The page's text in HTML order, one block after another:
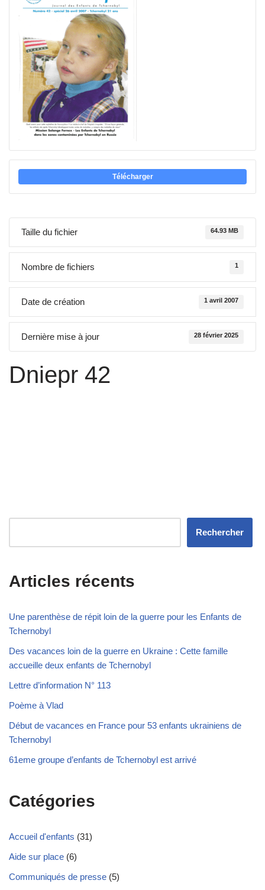
Télécharger
Taille du fichier 64.93 MB
Nombre de fichiers 1
Date de création 1 avril 2007
Dernière mise à jour 28 février 2025
Dniepr 42
Rechercher
Articles récents
Une parenthèse de répit loin de la guerre pour les Enfants de
Tchernobyl
Des vacances loin de la guerre en Ukraine : Cette famille
accueille deux enfants de Tchernobyl
Lettre d’information N° 113
Poème à Vlad
Début de vacances en France pour 53 enfants ukrainiens de
Tchernobyl
61eme groupe d’enfants de Tchernobyl est arrivé
Catégories
Accueil d'enfants (31)
Aide sur place (6)
Communiqués de presse (5)